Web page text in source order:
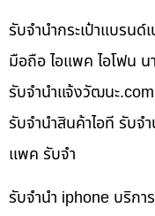
รับจำนำกระเป๋าแบรนด์
มือถือ ไอแพค ไอโฟน
รับจํานําแจ้งวัฒนะ
รับจำนำสินค้าไอที รับจ
แพค รับจำ
รับจำนำ iphone บริกา